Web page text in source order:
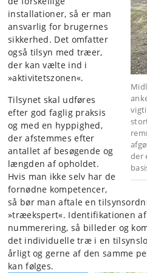
der
installationer, så er man
ansvarlig for brugernes
sikkerhed. Det omfatter
også tilsyn med træer,
der kan vælte ind i
»aktivitetszonen«.
Tilsynet skal udføres
efter god faglig praksis
og med en hyppighed,
der afstemmes efter
antallet af besøgende og
længden af opholdet.
Hvis man ikke selv har de
fornødne kompetencer,
så bør man aftale en
»træekspert«. Identifikationen
nummerering, så billeder og
det individuelle træ i en
årligt og gerne af den samme
kan følges.